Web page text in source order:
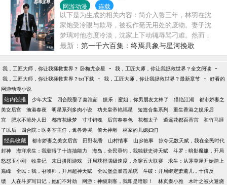
网游动漫 连载
以下是为生成的相关内容：简介入赘三年，林羽在沈
家饱受冷眼与欺辱，被视作毫无用处的废物。妻子沈
梦璃对他态度冷淡，沈家上下动辄辱骂刁难。然而，
无人知晓林羽实则是隐世古族的传人，身负绝世医术
与高深武技。一场突如其来的危机，让林羽不得不展
露实力。他凭借神奇医术妙手回春，救治重症患者；
以强悍武技震慑宵小，化解重重危机。在都市的风云
那些曾经轻视他的人刮目相看。且看这位上门女婿如
何逆风翻盘，登顶都市至尊之位，书写属于自己的传
奇！宣传语1.?曾经的窝囊赘婿，今朝的都市主宰！且
看，林羽如何打破偏见，铸就传奇！2.?赘婿逆袭，风
云乍起！带你领略从尘埃到巅峰的热血征程！
最新： 第一千六百集：终焉具象与星河挽歌
我，工匠大师，你让我拯救世界？ 卧梅尤奈星 - 我，工匠大师，你让我拯救世界？全文阅读 -
我，工匠大师，你让我拯救世界？txt下载 - 我，工匠大师，你让我拯救世界？最新章节 - 好看的
网游动漫小说
站内强推 少年大宝 四合院娶了秦淮茹 娱乐：蜜姐，你男朋友太棒了 猎艳江湖
都市娇妻之
美女后宫
渔港春夜 明星系列多肉小说 功夫皇帝艳福星 短篇合集系列
重生香港之娱乐后
宫
肥水不流外人田 都市花缘梦 寸寸销魂 后宫春春色 花都太子 逍遥花都百香宫
和竹马睡
了以后
四合院：医务室主任，禽兽馋哭 倚天神雕 林家的儿媳妇们
经典收藏 都市娇妻之美女后宫 田野花香 山村情事 山乡艳事
掠夺无数天赋，我在全民时代
封神
海洋求生：我获得了十连抽能力 海岛，全民垂钓，我独获史诗天赋
斗罗：暗影魔镰，开局
怒怼玉小刚
收美记 末日拼图游戏 开局获得满级速度，杀穿五大联赛
求生：从茅草屋开始踏上
巅峰
全民：我，召唤师，开局超神天赋 全民堡垒暴击系统
斗破：开局绑定萧薰儿，十倍反
馈
人在斗罗写日记，她们不对劲 网游：神级刺客，我即是暗影！ 林岚秦小雅
木叶之被火遁烧